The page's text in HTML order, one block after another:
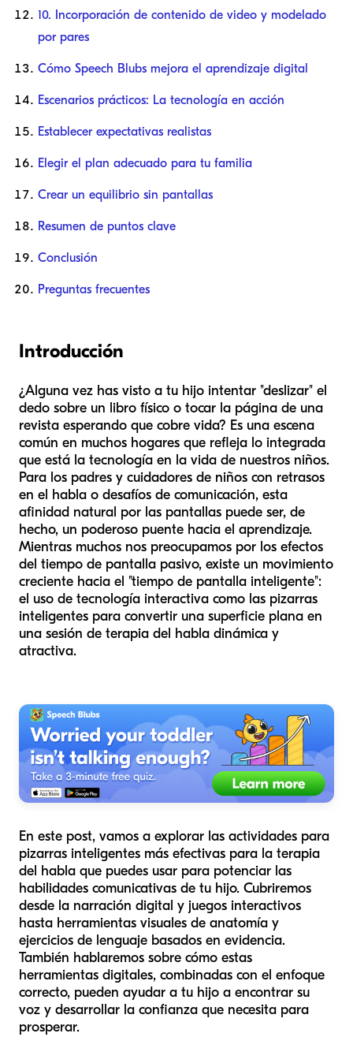
10. Incorporación de contenido de video y modelado
por pares
Cómo Speech Blubs mejora el aprendizaje digital
Escenarios prácticos: La tecnología en acción
Establecer expectativas realistas
Elegir el plan adecuado para tu familia
Crear un equilibrio sin pantallas
Resumen de puntos clave
Conclusión
Preguntas frecuentes
Introducción
¿Alguna vez has visto a tu hijo intentar "deslizar" el
dedo sobre un libro físico o tocar la página de una
revista esperando que cobre vida? Es una escena
común en muchos hogares que refleja lo integrada
que está la tecnología en la vida de nuestros niños.
Para los padres y cuidadores de niños con retrasos
en el habla o desafíos de comunicación, esta
afinidad natural por las pantallas puede ser, de
hecho, un poderoso puente hacia el aprendizaje.
Mientras muchos nos preocupamos por los efectos
del tiempo de pantalla pasivo, existe un movimiento
creciente hacia el "tiempo de pantalla inteligente":
el uso de tecnología interactiva como las pizarras
inteligentes para convertir una superficie plana en
una sesión de terapia del habla dinámica y
atractiva.
En este post, vamos a explorar las actividades para
pizarras inteligentes más efectivas para la terapia
del habla que puedes usar para potenciar las
habilidades comunicativas de tu hijo. Cubriremos
desde la narración digital y juegos interactivos
hasta herramientas visuales de anatomía y
ejercicios de lenguaje basados en evidencia.
También hablaremos sobre cómo estas
herramientas digitales, combinadas con el enfoque
correcto, pueden ayudar a tu hijo a encontrar su
voz y desarrollar la confianza que necesita para
prosperar.